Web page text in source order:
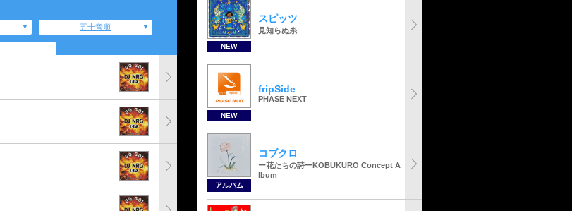
五十音順
NEW
スピッツ
見知らぬ糸
NEW
fripSide
PHASE NEXT
アルバム
コブクロ
ー花たちの詩ーKOBUKURO Concept A
lbum